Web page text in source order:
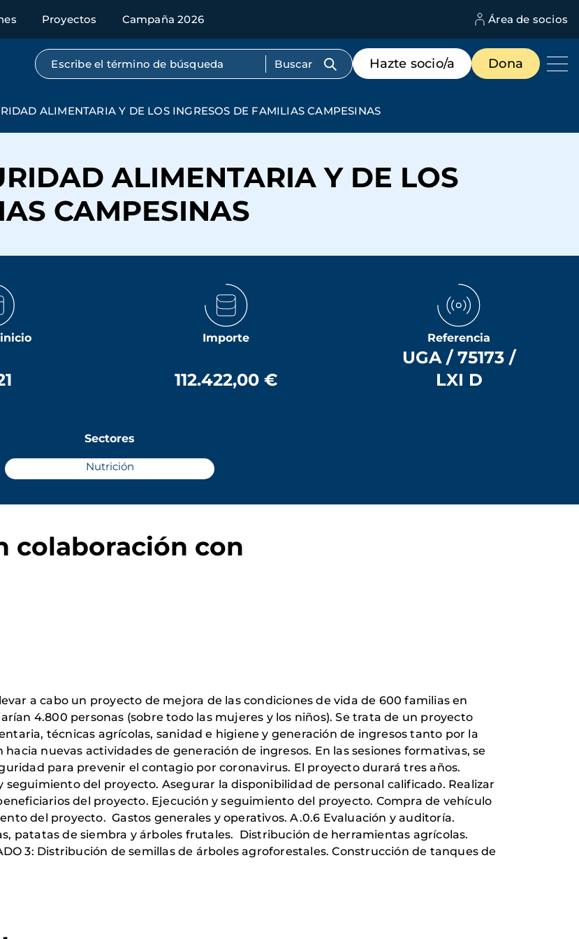
Proyectos Campaña 2026 Área de socios
Búsqueda por texto completo
Menú
de
destacados
Hazte socio/a Dona
ALIMENTARIA Y DE LOS INGRESOS DE FAMILIAS CAMPESINAS
ALIMENTARIA Y DE LOS
CAMPESINAS
Importe
112.422,00 €
Referencia
UGA / 75173 /
LXI D
Sectores
Nutrición
colaboración con
a cabo un proyecto de mejora de las condiciones de vida de 600 familias en
4.800 personas (sobre todo las mujeres y los niños). Se trata de un proyecto
técnicas agrícolas, sanidad e higiene y generación de ingresos tanto por la
nuevas actividades de generación de ingresos. En las sesiones formativas, se
para prevenir el contagio por coronavirus. El proyecto durará tres años.
seguimiento del proyecto. Asegurar la disponibilidad de personal calificado. Realizar
del proyecto. Ejecución y seguimiento del proyecto. Compra de vehículo
del proyecto. Gastos generales y operativos. A.0.6 Evaluación y auditoría.
patatas de siembra y árboles frutales. Distribución de herramientas agrícolas.
3: Distribución de semillas de árboles agroforestales. Construcción de tanques de